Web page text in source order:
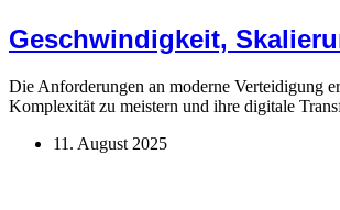
Geschwindigkeit,
Die Anforderungen an moderne Verteidigung
Komplexität zu meistern und ihre digitale
11. August 2025